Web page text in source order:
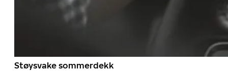
Støysvake sommerdekk